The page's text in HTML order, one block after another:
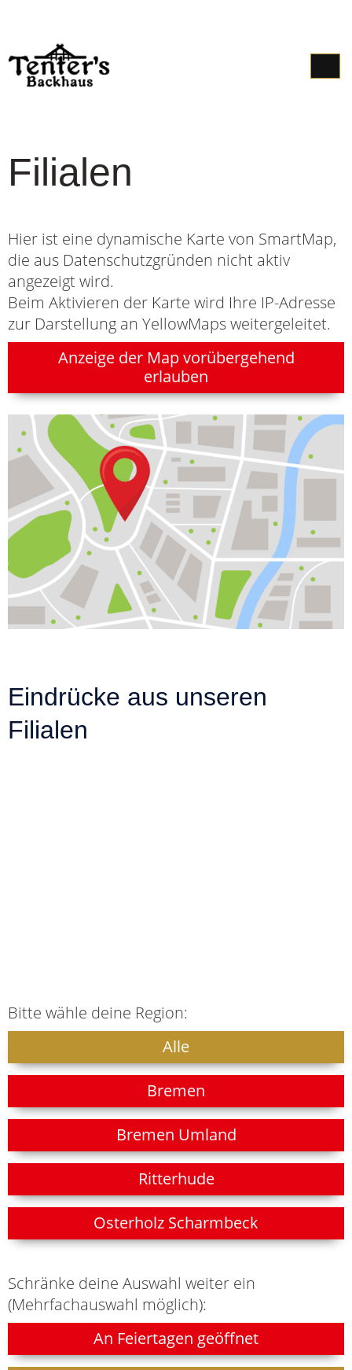
Filialen
Hier ist eine dynamische Karte von SmartMap,
die aus Datenschutzgründen nicht aktiv
angezeigt wird.
Beim Aktivieren der Karte wird Ihre IP-Adresse
zur Darstellung an YellowMaps weitergeleitet.
Anzeige der Map vorübergehend
erlauben
Eindrücke aus unseren
Filialen
Bitte wähle deine Region:
Alle
Bremen
Bremen Umland
Ritterhude
Osterholz Scharmbeck
Schränke deine Auswahl weiter ein
(Mehrfachauswahl möglich):
An Feiertagen geöffnet